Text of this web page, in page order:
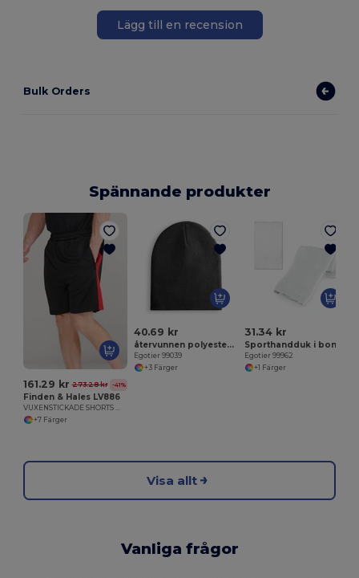
Lägg till en recension
Bulk Orders
Spännande produkter
161.29 kr 273.28 kr -41%
Finden & Hales LV886
VUXENSTICKADE SHORTS MED DRAGKEDJEFICKOR
+7 Färger
40.69 kr
återvunnen polyester (100% rPET) unisex mössa
Egotier 99039
+3 Färger
31.34 kr
Egotier 99962
+1 Färger
Visa allt
Vanliga frågor